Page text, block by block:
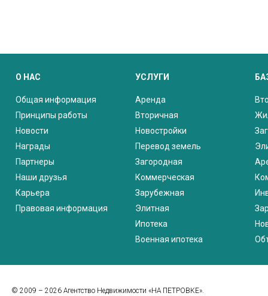
О НАС
Общая информация
Принципы работы
Новости
Награды
Партнеры
Наши друзья
Карьера
Правовая информация
УСЛУГИ
Аренда
Вторичная
Новостройки
Перевод земель
Загородная
Коммерческая
Зарубежная
Элитная
Ипотека
Военная ипотека
© 2009 – 2026 Агентство Недвижимости «НА ПЕТРОВКЕ».